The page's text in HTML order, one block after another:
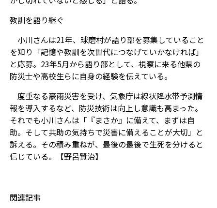
教訓を語り継ぐ
小川さんは21年、球磨村が語り部を募集していること
を知り「記憶や教訓を次世代につなげていかなければ」
と応募。23年5月から語り部として、視察に来る他県の
防災士や高校生らに自身の経験を伝えている。
度重なる豪雨災害を受け、気象庁は線状降水帯予測情
報を導入するなど、防災技術は向上し意識も高まった。
それでも小川さんは「『まさか』に備えて、まずは自
助。そして共助の気持ちで災害に備えることが大切」と
訴える。その積み重ねが、最後の最後で生死を分けると
信じている。【野呂賢治】
関連記事